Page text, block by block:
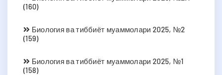
(160)
Биология ва тиббиёт муаммолари 2025, №2
(159)
Биология ва тиббиёт муаммолари 2025, №1
(158)